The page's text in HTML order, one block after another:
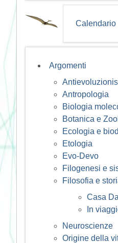
Calendario
Argomenti
Antropologia
Biologia
Botanica e
Ecologia e
Etologia
Evo-Devo
Filogenesi e
Filosofia e
Casa
In
Neuroscienze
Origine della